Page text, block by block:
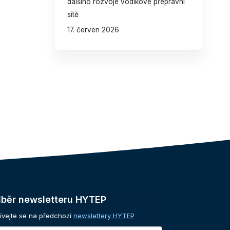
sítě
17. červen 2026
newsletteru HYTEP
se na předchozí newslettery HYTEP